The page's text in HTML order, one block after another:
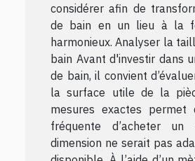
considérer afin de
de bain en un lieu à la
harmonieux. Analyser la
bain Avant d'investir dans
de bain, il convient
la surface utile de la
mesures exactes permet
fréquente d’acheter
dimension ne serait pas